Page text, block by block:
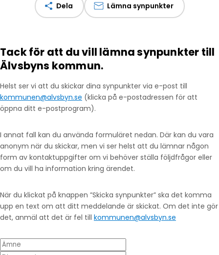
Dela Lämna synpunkter
Tack för att du vill lämna synpunkter till
Älvsbyns kommun.
Helst ser vi att du skickar dina synpunkter via e-post till
kommunen@alvsbyn.se (klicka på e-postadressen för att
öppna ditt e-postprogram).
I annat fall kan du använda formuläret nedan. Där kan du vara
anonym när du skickar, men vi ser helst att du lämnar någon
form av kontaktuppgifter om vi behöver ställa följdfrågor eller
om du vill ha information kring ärendet.
När du klickat på knappen ”Skicka synpunkter” ska det komma
upp en text om att ditt meddelande är skickat. Om det inte gör
det, anmäl att det är fel till kommunen@alvsbyn.se
Ämne
Din e-post